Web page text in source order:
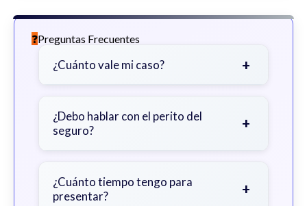
Preguntas Frecuentes
¿Cuánto vale mi caso? +
gravedad de sus lesiones, facturas
médicas, tiempo fuera del trabajo y
¿Debo hablar con el perito del
seguro?
+
primero con un abogado para evitar
declaraciones que perjudiquen su
¿Cuánto tiempo tengo para
presentar?
+